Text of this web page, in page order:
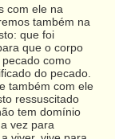
com ele na
também na
que foi
que o corpo
como
do pecado.
também com ele
ressuscitado
tem domínio
vez para